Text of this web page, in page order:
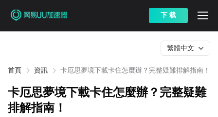
下 载
首頁 資訊 卡厄思夢境下載卡住怎麼辦？完整疑難排解指南！
繁體中文
卡厄思夢境下載卡住怎麼辦？完整疑難
排解指南！